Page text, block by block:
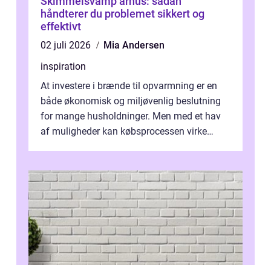
håndterer du problemet sikkert og
effektivt
02 juli 2026
Mia Andersen
inspiration
At investere i brænde til opvarmning er en
både økonomisk og miljøvenlig beslutning
for mange husholdninger. Men med et hav
af muligheder kan købsprocessen virke